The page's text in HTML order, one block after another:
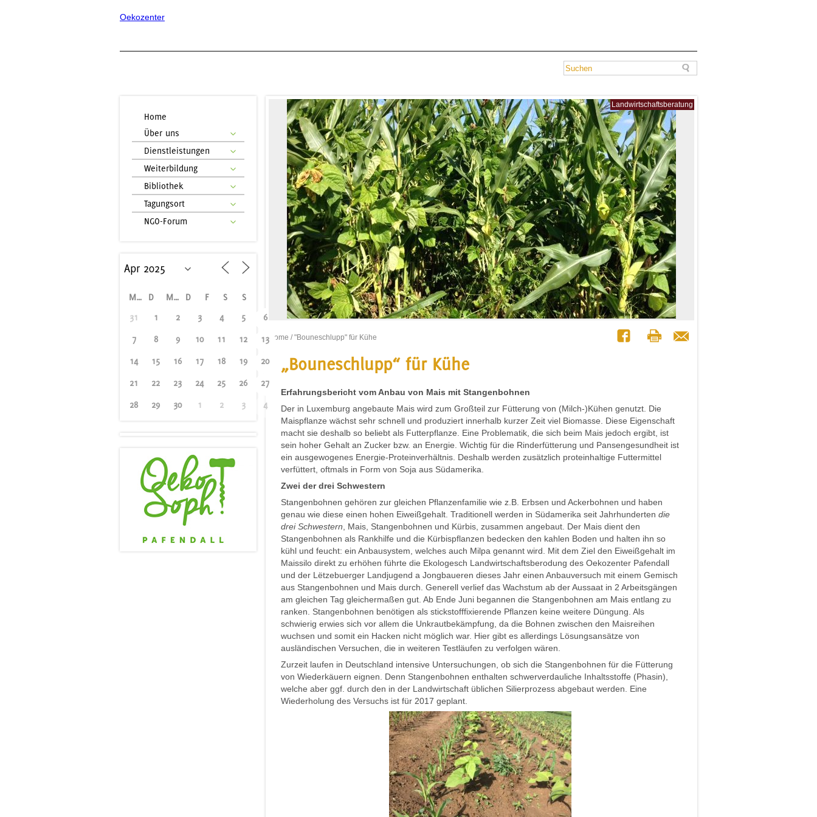
Oekozenter
Home
Über uns
Dienstleistungen
Weiterbildung
Bibliothek
Tagungsort
NGO-Forum
M D M D F S
S
31
1 2 3 4 5 6
7 8 9 10 11 12 13
14 15 16 17 18 19 20
21 22 23 24 25 26 27
28 29 30 1 2 3 4
Landwirtschaftsberatung
Home / "Bouneschlupp" für Kühe
„Bouneschlupp“ für Kühe
Erfahrungsbericht vom Anbau von Mais mit Stangenbohnen
Der in Luxemburg angebaute Mais wird zum Großteil zur Fütterung von (Milch-)Kühen genutzt. Die
Maispflanze wächst sehr schnell und produziert innerhalb kurzer Zeit viel Biomasse. Diese Eigenschaft
macht sie deshalb so beliebt als Futterpflanze. Eine Problematik, die sich beim Mais jedoch ergibt, ist
sein hoher Gehalt an Zucker bzw. an Energie. Wichtig für die Rinderfütterung und Pansengesundheit ist
ein ausgewogenes Energie-Proteinverhältnis. Deshalb werden zusätzlich proteinhaltige Futtermittel
verfüttert, oftmals in Form von Soja aus Südamerika.
Zwei der drei Schwestern
Stangenbohnen gehören zur gleichen Pflanzenfamilie wie z.B. Erbsen und Ackerbohnen und haben
genau wie diese einen hohen Eiweißgehalt. Traditionell werden in Südamerika seit Jahrhunderten die
drei Schwestern , Mais, Stangenbohnen und Kürbis, zusammen angebaut. Der Mais dient den
Stangenbohnen als Rankhilfe und die Kürbispflanzen bedecken den kahlen Boden und halten ihn so
kühl und feucht: ein Anbausystem, welches auch Milpa genannt wird. Mit dem Ziel den Eiweißgehalt im
Maissilo direkt zu erhöhen führte die Ekologesch Landwirtschaftsberodung des Oekozenter Pafendall
und der Lëtzebuerger Landjugend a Jongbaueren dieses Jahr einen Anbauversuch mit einem Gemisch
aus Stangenbohnen und Mais durch. Generell verlief das Wachstum ab der Aussaat in 2 Arbeitsgängen
am gleichen Tag gleichermaßen gut. Ab Ende Juni begannen die Stangenbohnen am Mais entlang zu
ranken. Stangenbohnen benötigen als stickstofffixierende Pflanzen keine weitere Düngung. Als
schwierig erwies sich vor allem die Unkrautbekämpfung, da die Bohnen zwischen den Maisreihen
wuchsen und somit ein Hacken nicht möglich war. Hier gibt es allerdings Lösungsansätze von
ausländischen Versuchen, die in weiteren Testläufen zu verfolgen wären.
Zurzeit laufen in Deutschland intensive Untersuchungen, ob sich die Stangenbohnen für die Fütterung
von Wiederkäuern eignen. Denn Stangenbohnen enthalten schwerverdauliche Inhaltsstoffe (Phasin),
welche aber ggf. durch den in der Landwirtschaft üblichen Silierprozess abgebaut werden. Eine
Wiederholung des Versuchs ist für 2017 geplant.